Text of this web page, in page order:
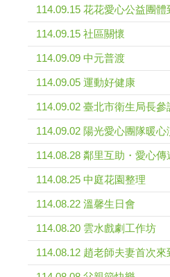
114.09.15 花花愛心公益團
114.09.15 社區關懷
114.09.09 中元普渡
114.09.05 運動好健康
114.09.02 臺北市衛生局長
114.09.02 陽光愛心團隊暖心
114.08.28 鄰里互助・愛心傳
114.08.25 中庭花園整理
114.08.22 溫馨生日會
114.08.20 雲水戲劇工作坊
114.08.12 趙老師夫妻首次來